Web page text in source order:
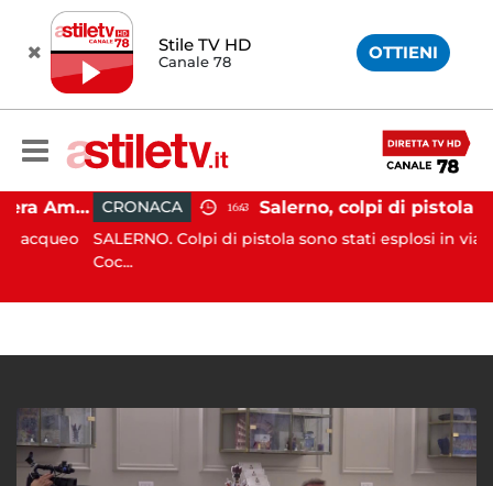
Stile TV HD
Canale 78 OTTIENI
Gozzo affonda in Costiera Amalfitana: occupanti soccorsi da altri natanti CRONACA 16:43
SALERNO. Colpi di pistola sono stati esplosi in via Rocco